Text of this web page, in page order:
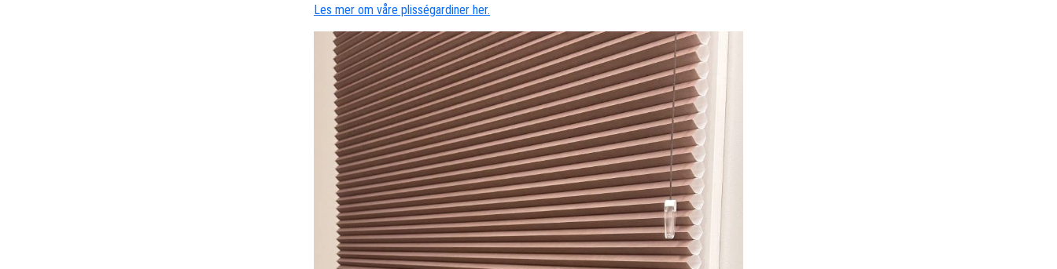
Les mer om våre plisségardiner her.